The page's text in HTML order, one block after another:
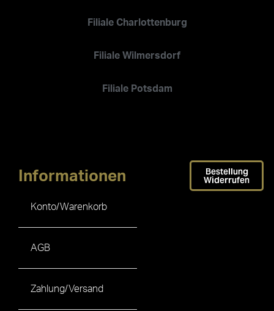
Filiale Charlottenburg
Filiale Wilmersdorf
Filiale Potsdam
Informationen
Konto/Warenkorb
AGB
Zahlung/Versand
Bestellung
Widerrufen